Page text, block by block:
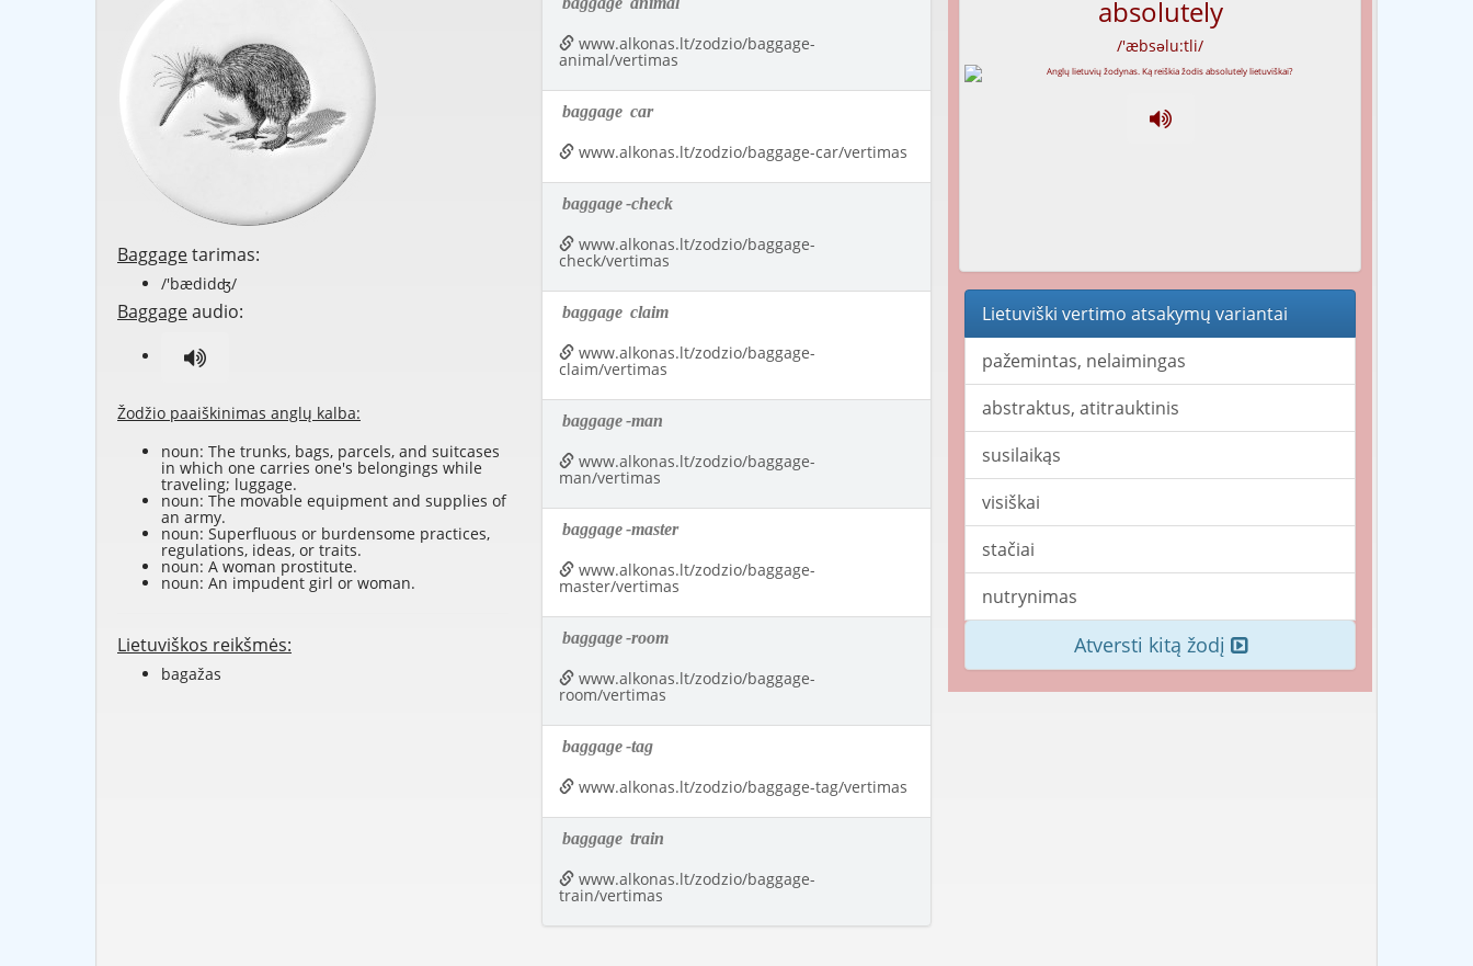
Baggagetarimas:
/'bædidʤ/
Baggageaudio:
Žodžio paaiškinimas anglų kalba:
noun: The trunks, bags, parcels, and suitcases
in which one carries one's belongings while
traveling; luggage.
noun: The movable equipment and supplies of
an army.
noun: Superfluous or burdensome practices,
regulations, ideas, or traits.
noun: A woman prostitute.
noun: An impudent girl or woman.
Lietuviškos reikšmės:
bagažas
www.alkonas.lt/zodzio/baggage-
animal/vertimas
baggage car
www.alkonas.lt/zodzio/baggage-car/vertimas
baggage-check
www.alkonas.lt/zodzio/baggage-
check/vertimas
baggage claim
www.alkonas.lt/zodzio/baggage-
claim/vertimas
baggage-man
www.alkonas.lt/zodzio/baggage-
man/vertimas
baggage-master
www.alkonas.lt/zodzio/baggage-
master/vertimas
baggage-room
www.alkonas.lt/zodzio/baggage-
room/vertimas
baggage-tag
www.alkonas.lt/zodzio/baggage-tag/vertimas
baggage train
www.alkonas.lt/zodzio/baggage-
train/vertimas
absolutely
/'æbsəlu:tli/
Lietuviški vertimo atsakymų variantai
pažemintas, nelaimingas
abstraktus, atitrauktinis
susilaikąs
visiškai
stačiai
nutrynimas
Atversti kitą žodį